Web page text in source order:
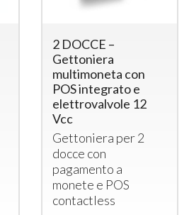
2 DOCCE –
Gettoniera
multimoneta con
POS integrato e
elettrovalvole 12
Vcc
Gettoniera per 2
docce con
pagamento a
monete e POS
contactless